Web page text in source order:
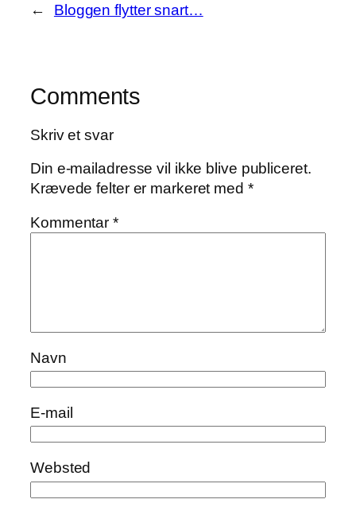
← Bloggen flytter snart…
Comments
Skriv et svar
Din e-mailadresse vil ikke blive publiceret.
Krævede felter er markeret med *
Kommentar*
Navn
E-mail
Websted